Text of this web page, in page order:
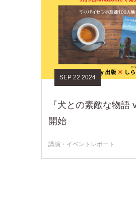
SEP 22 2024
『犬との素敵な物語
開始
講演・イベントレポート